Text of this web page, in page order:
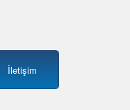
İletişim